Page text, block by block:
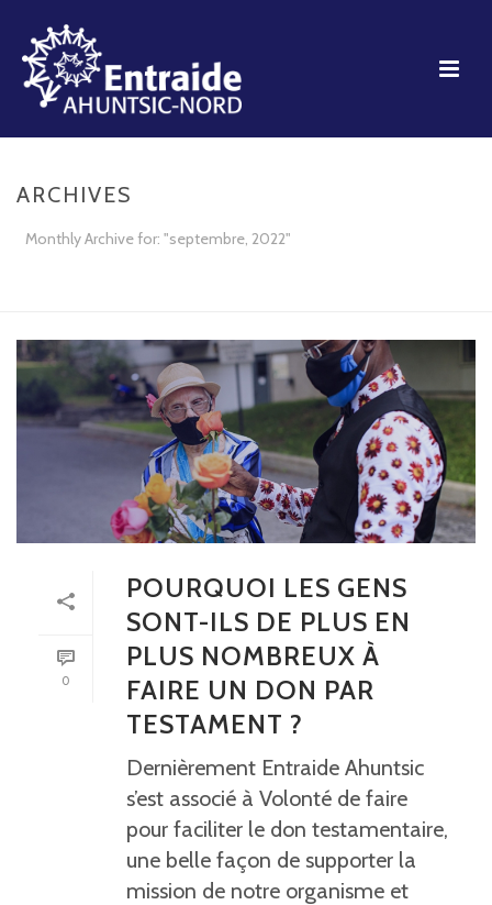
ARCHIVES
Monthly Archive for: "septembre, 2022"
0
POURQUOI LES GENS
SONT-ILS DE PLUS EN
PLUS NOMBREUX À
FAIRE UN DON PAR
TESTAMENT ?
Dernièrement Entraide Ahuntsic
s’est associé à Volonté de faire
pour faciliter le don testamentaire,
une belle façon de supporter la
mission de notre organisme et